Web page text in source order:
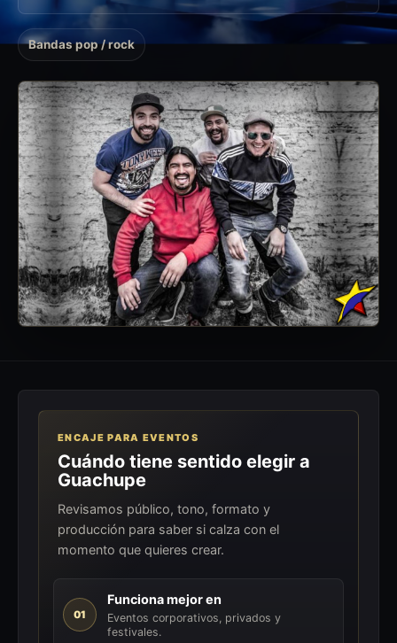
Bandas pop / rock
ENCAJE PARA EVENTOS
Cuándo tiene sentido elegir a
Guachupe
Revisamos público, tono, formato y
producción para saber si calza con el
momento que quieres crear.
01
Funciona mejor en
Eventos corporativos, privados y
festivales.